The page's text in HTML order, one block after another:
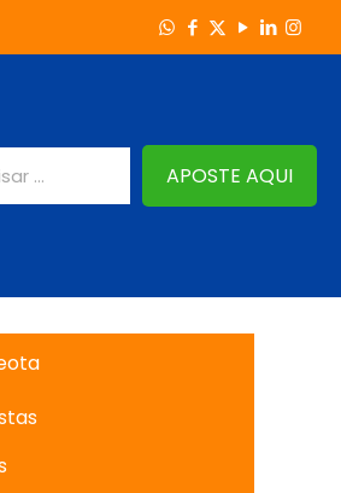
APOSTE AQUI